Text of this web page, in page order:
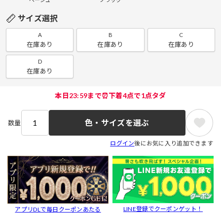
サイズ選択
A
在庫あり
B
在庫あり
C
在庫あり
D
在庫あり
本日23:59まで⏰下着4点で1点タダ
数量 色・サイズを選ぶ
ログイン後にお気に入り追加できます
アプリDLで毎日クーポンあたる LINE登録でクーポンゲット！